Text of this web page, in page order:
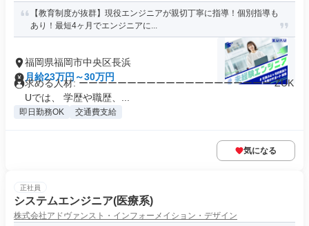
【教育制度が抜群】現役エンジニアが親切丁寧に指導！個別指導も
あり！最短4ヶ月でエンジニアに...
福岡県福岡市中央区長浜
月給23万円～30万円
求める人材: ーーーーーーーーーーーーーーーーーーーー ZUK
Uでは、 学歴や職歴、...
即日勤務OK 交通費支給
気になる
正社員
システムエンジニア(医療系)
株式会社アドヴァンスト・インフォーメイション・デザイン